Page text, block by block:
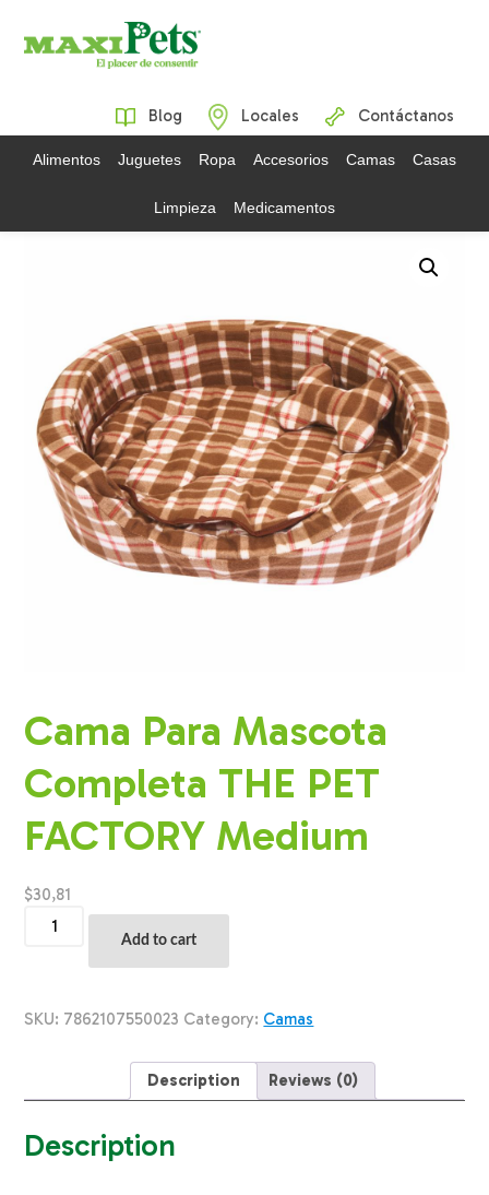
Blog Locales Contáctanos
Alimentos Juguetes Ropa Accesorios Camas Casas
Limpieza Medicamentos
Cama Para Mascota
Completa THE PET
FACTORY Medium
$30,81
Para
Completa
PET
Add to cart
SKU: 7862107550023 Category: Camas
Description Reviews (0)
Description